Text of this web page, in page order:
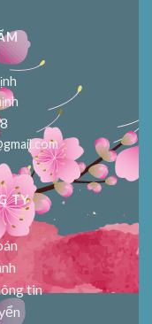
TY
tin